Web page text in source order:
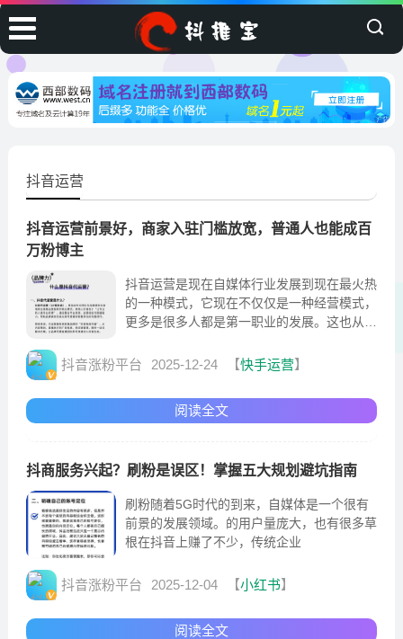
抖音运营
抖音运营前景好，商家入驻门槛放宽，普通人也能成百
万粉博主
抖音运营是现在自媒体行业发展到现在最火热
的一种模式，它现在不仅仅是一种经营模式，
更多是很多人都是第一职业的发展。这也从侧
抖音涨粉平台 2025-12-24 【快手运营】
阅读全文
抖商服务兴起？刷粉是误区！掌握五大规划避坑指南
刷粉随着5G时代的到来，自媒体是一个很有
前景的发展领域。的用户量庞大，也有很多草
根在抖音上赚了不少，传统企业
抖音涨粉平台 2025-12-04 【小红书】
阅读全文